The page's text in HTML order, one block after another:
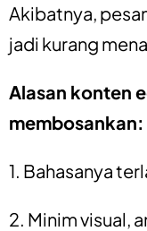
Akibatnya,
jadi kurang
Alasan konten
membosankan:
1. Bahasanya
2. Minim visual,